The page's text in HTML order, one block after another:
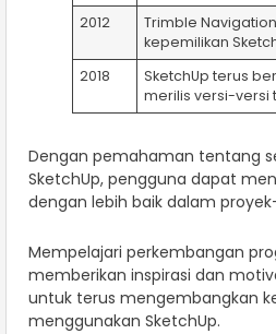
2012
Trimble
kepemilikan
2018
SketchUp terus
merilis versi-versi
Dengan pemahaman tentang
SketchUp, pengguna dapat
dengan lebih baik dalam
Mempelajari perkembangan
memberikan inspirasi dan
untuk terus mengembangkan
menggunakan SketchUp.